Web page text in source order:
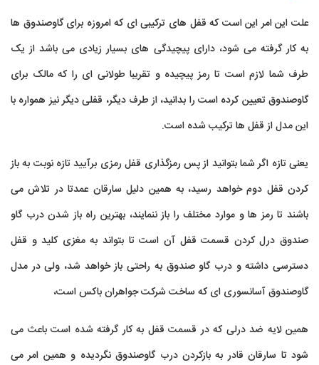
علت این امر این است که قفل های ترکیبی ای که امروزه برای گاوصندوق ها
به کار گرفته می شود، دارای پیچیدگی های بسیار زیادی می باشد از یک
طرف شما لازم است تا رمز پیچیده و تقریبا طولانی ای را که مالک برای
گاوصندوق تعیین کرده است را بدانید، از طرف دیگر، قفلی دیگر نیز همواره با
این مدل از قفل ها ترکیب شده است.
یعنی تازه اگر شما بتوانید از پس رمزگذاری قفل رمزی برآیید تازه نوبت به باز
کردن قفل دوم خواهد رسید، به همین دلیل سارقان عمدتا در تلاش می
باشند تا رمز ها و موارد مختلف را باز ننمایند، بهترین راه باز شدن درب گاو
صندوق درل کردن قسمت قفل آن است تا بتواند به مغزی کلید و قفل
دسترسی داشته و درب گاو صندوق به راحتی باز خواهد شد، ولی در مدل
گاوصندوق آسانسوری ای که ساخت شرکت جواهران باکس است،
همین لایه ضد درلی که در قسمت قفل به کار گرفته شده است باعث می
شود تا سارقان قادر به بازکردن درب گاوصندوق نگردیده و همین امر می